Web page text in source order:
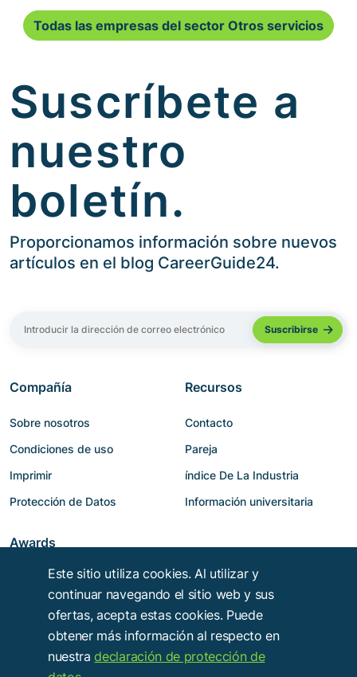
Todas las empresas del sector Otros servicios
Suscríbete a
nuestro
boletín.
Proporcionamos información sobre nuevos
artículos en el blog CareerGuide24.
Compañía
Sobre nosotros
Condiciones de uso
Imprimir
Protección de Datos
Recursos
Contacto
Pareja
índice De La Industria
Información universitaria
Awards
Este sitio utiliza cookies. Al utilizar y
continuar navegando el sitio web y sus
ofertas, acepta estas cookies. Puede
obtener más información al respecto en
nuestradeclaración de protección de